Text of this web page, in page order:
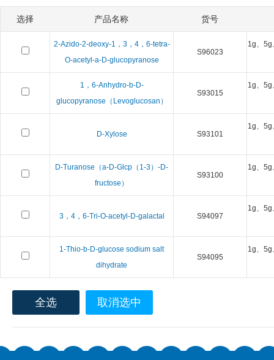
选择 产品名称 货号
2-Azido-2-deoxy-1，3，4，6-tetra-
O-acetyl-a-D-glucopyranose
S96023
1g、
1，6-Anhydro-b-D-
glucopyranose（Levoglucosan）
S93015
1g、
D-Xylose S93101
1g、
D-Turanose（a-D-Glcp（1-3）-D-
fructose）
S93100
1g、
3，4，6-Tri-O-acetyl-D-galactal S94097
1g、
1-Thio-b-D-glucose sodium salt
dihydrate
S94095
1g、
全选 取消选中